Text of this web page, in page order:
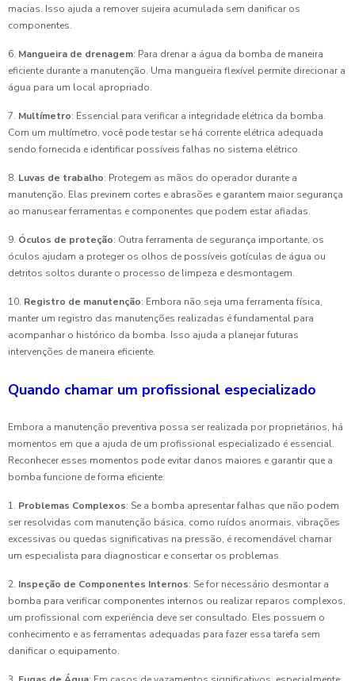
macias. Isso ajuda a remover sujeira acumulada sem danificar os
componentes.
6. Mangueira de drenagem: Para drenar a água da bomba de maneira
eficiente durante a manutenção. Uma mangueira flexível permite direcionar a
água para um local apropriado.
7. Multímetro: Essencial para verificar a integridade elétrica da bomba.
Com um multímetro, você pode testar se há corrente elétrica adequada
sendo fornecida e identificar possíveis falhas no sistema elétrico.
8. Luvas de trabalho: Protegem as mãos do operador durante a
manutenção. Elas previnem cortes e abrasões e garantem maior segurança
ao manusear ferramentas e componentes que podem estar afiadas.
9. Óculos de proteção: Outra ferramenta de segurança importante, os
óculos ajudam a proteger os olhos de possíveis gotículas de água ou
detritos soltos durante o processo de limpeza e desmontagem.
10. Registro de manutenção: Embora não seja uma ferramenta física,
manter um registro das manutenções realizadas é fundamental para
acompanhar o histórico da bomba. Isso ajuda a planejar futuras
intervenções de maneira eficiente.
Quando chamar um profissional especializado
Embora a manutenção preventiva possa ser realizada por proprietários, há
momentos em que a ajuda de um profissional especializado é essencial.
Reconhecer esses momentos pode evitar danos maiores e garantir que a
bomba funcione de forma eficiente.
1. Problemas Complexos: Se a bomba apresentar falhas que não podem
ser resolvidas com manutenção básica, como ruídos anormais, vibrações
excessivas ou quedas significativas na pressão, é recomendável chamar
um especialista para diagnosticar e consertar os problemas.
2. Inspeção de Componentes Internos: Se for necessário desmontar a
bomba para verificar componentes internos ou realizar reparos complexos,
um profissional com experiência deve ser consultado. Eles possuem o
conhecimento e as ferramentas adequadas para fazer essa tarefa sem
danificar o equipamento.